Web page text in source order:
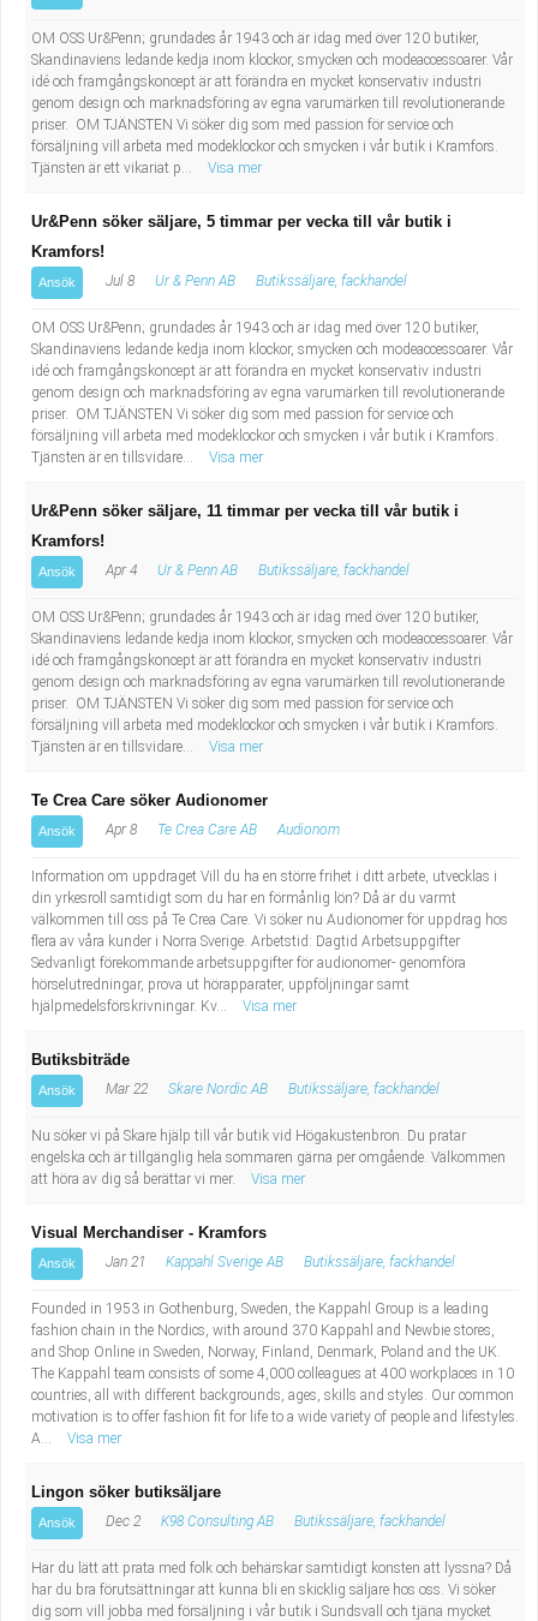
OM OSS Ur&Penn; grundades år 1943 och är idag med över 120 butiker,
Skandinaviens ledande kedja inom klockor, smycken och modeaccessoarer. Vår
idé och framgångskoncept är att förändra en mycket konservativ industri
genom design och marknadsföring av egna varumärken till revolutionerande
priser. OM TJÄNSTEN Vi söker dig som med passion för service och
försäljning vill arbeta med modeklockor och smycken i vår butik i Kramfors.
Tjänsten är ett vikariat p...
Visa mer
Ur&Penn söker säljare, 5 timmar per vecka till vår butik i
Kramfors!
Ansök Jul 8 Ur & Penn AB Butikssäljare, fackhandel
OM OSS Ur&Penn; grundades år 1943 och är idag med över 120 butiker,
Skandinaviens ledande kedja inom klockor, smycken och modeaccessoarer. Vår
idé och framgångskoncept är att förändra en mycket konservativ industri
genom design och marknadsföring av egna varumärken till revolutionerande
priser. OM TJÄNSTEN Vi söker dig som med passion för service och
försäljning vill arbeta med modeklockor och smycken i vår butik i Kramfors.
Tjänsten är en tillsvidare...
Visa mer
Ur&Penn söker säljare, 11 timmar per vecka till vår butik i
Kramfors!
Ansök Apr 4 Ur & Penn AB Butikssäljare, fackhandel
OM OSS Ur&Penn; grundades år 1943 och är idag med över 120 butiker,
Skandinaviens ledande kedja inom klockor, smycken och modeaccessoarer. Vår
idé och framgångskoncept är att förändra en mycket konservativ industri
genom design och marknadsföring av egna varumärken till revolutionerande
priser. OM TJÄNSTEN Vi söker dig som med passion för service och
försäljning vill arbeta med modeklockor och smycken i vår butik i Kramfors.
Tjänsten är en tillsvidare...
Visa mer
Te Crea Care söker Audionomer
Ansök Apr 8 Te Crea Care AB Audionom
Information om uppdraget Vill du ha en större frihet i ditt arbete, utvecklas i
din yrkesroll samtidigt som du har en förmånlig lön? Då är du varmt
välkommen till oss på Te Crea Care. Vi söker nu Audionomer för uppdrag hos
flera av våra kunder i Norra Sverige. Arbetstid: Dagtid Arbetsuppgifter
Sedvanligt förekommande arbetsuppgifter för audionomer- genomföra
hörselutredningar, prova ut hörapparater, uppföljningar samt
hjälpmedelsförskrivningar. Kv...
Visa mer
Butiksbiträde
Ansök Mar 22 Skare Nordic AB Butikssäljare, fackhandel
Nu söker vi på Skare hjälp till vår butik vid Högakustenbron. Du pratar
engelska och är tillgänglig hela sommaren gärna per omgående. Välkommen
att höra av dig så berättar vi mer.
Visa mer
Visual Merchandiser - Kramfors
Ansök Jan 21 Kappahl Sverige AB Butikssäljare, fackhandel
Founded in 1953 in Gothenburg, Sweden, the Kappahl Group is a leading
fashion chain in the Nordics, with around 370 Kappahl and Newbie stores,
and Shop Online in Sweden, Norway, Finland, Denmark, Poland and the UK.
The Kappahl team consists of some 4,000 colleagues at 400 workplaces in 10
countries, all with different backgrounds, ages, skills and styles. Our common
motivation is to offer fashion fit for life to a wide variety of people and lifestyles.
A...
Visa mer
Lingon söker butiksäljare
Ansök Dec 2 K98 Consulting AB Butikssäljare, fackhandel
Har du lätt att prata med folk och behärskar samtidigt konsten att lyssna? Då
har du bra förutsättningar att kunna bli en skicklig säljare hos oss. Vi söker
dig som vill jobba med försäljning i vår butik i Sundsvall och tjäna mycket